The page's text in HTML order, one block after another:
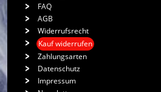
FAQ
AGB
Widerrufsrecht
Kauf widerrufen
Zahlungsarten
Datenschutz
Impressum